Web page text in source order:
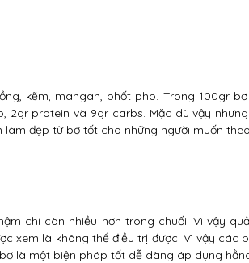
kẽm, mangan, phốt pho. Trong 100gr
2gr protein và 9gr carbs. Mặc dù vậy
đẹp từ bơ tốt cho những người muốn
chí còn nhiều hơn trong chuối. Vì vậy
xem là không thể điều trị được. Vì vậy các
là một biện pháp tốt dễ dàng áp dụng